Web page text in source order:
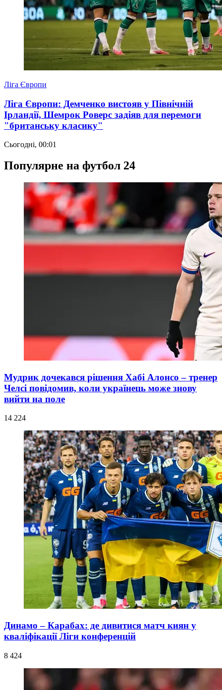
Ліга Європи
Ліга Європи: Демченко вистояв у Північній
Ірландії, Шемрок Роверс задіяв для перемоги
"британську класику"
Сьогодні, 00:01
Популярне на футбол 24
Мудрик дочекався рішення Хабі Алонсо – тренер
Челсі повідомив, коли українець може знову
вийти на поле
14 224
Динамо – Карабах: де дивитися матч киян у
кваліфікації Ліги конференцій
8 424